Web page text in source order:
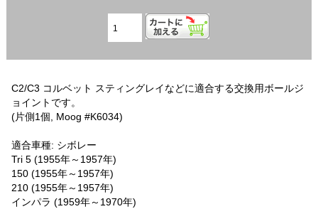
C2/C3 コルベット スティングレイなどに適合する交換用ボールジ
ョイントです。
(片側1個, Moog #K6034)
適合車種: シボレー
Tri 5 (1955年～1957年)
150 (1955年～1957年)
210 (1955年～1957年)
インパラ (1959年～1970年)